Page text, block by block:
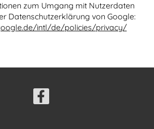
zum Umgang mit Nutzerdaten
Datenschutzerklärung von Google:
intl/de/policies/privacy/